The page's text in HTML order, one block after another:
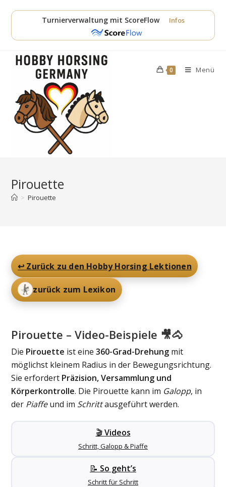
Inhalt
Turnierverwaltung mit ScoreFlow Infos
0 Menü
Pirouette
> Pirouette
↩️ Zurück zu den Hobby Horsing Lektionen
zurück zum Lexikon
Pirouette – Video-Beispiele 🎥🐴
Die Pirouette ist eine360-Grad-Drehung mit
möglichst kleinem Radius in der Bewegungsrichtung.
Sie erfordert Präzision, Versammlung und
Körperkontrolle. Die Pirouette kann im Galopp, in
der Piaffeund im Schrittausgeführt werden.
🎬Videos
Schritt, Galopp & Piaffe
📝 So geht’s
Schritt für Schritt